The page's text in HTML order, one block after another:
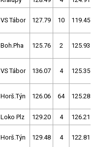
VS Tábor 127.79 10 119.45
Boh.Pha 125.76 2 125.93
VS Tábor 136.07 4 125.35
Horš.Týn 126.06 64 125.28
Loko Plz 129.20 4 126.21
Horš.Týn 129.48 4 122.81